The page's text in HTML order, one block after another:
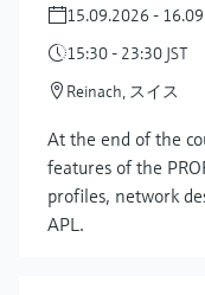
15.09.2026 -
15:30 - 23:30 JST
Reinach, スイス
At the end of the
features of the
profiles, network
APL.